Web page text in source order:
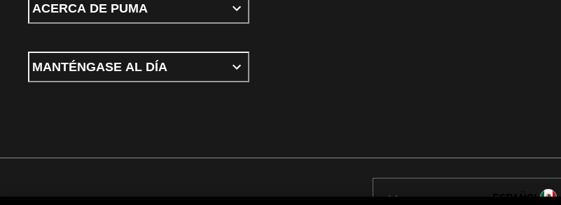
ACERCA DE PUMA
MANTÉNGASE AL DÍA
Términos y condiciones Política de PrivacidadConfigurador de cookies